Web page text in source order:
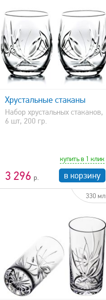
Хрустальные стаканы
Набор хрустальных стаканов,
6 шт, 200 гр.
3 296
купить в 1 клик
в корзину
быстрый просмотр
330 мл
быстрый просмотр